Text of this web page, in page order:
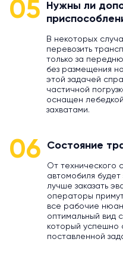
05
Нужны ли
В некоторых
перевозить
только за
без размещения
этой задачей
частичной
оснащен
захватами.
06 Состояние
От технического
автомобиля будет
лучше заказать
операторы примут
все рабочие
оптимальный вид
который успешно
поставленной